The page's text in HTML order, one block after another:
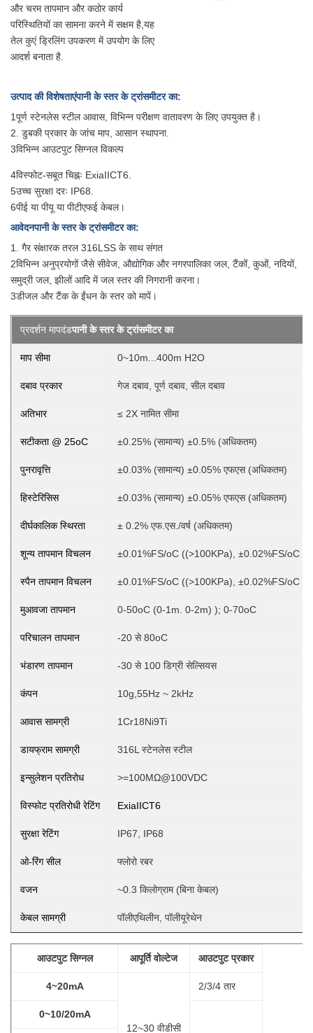
और चरम तापमान और कठोर कार्य
परिस्थितियों का सामना करने में सक्षम है,यह
तेल कुएं ड्रिलिंग उपकरण में उपयोग के लिए
आदर्श बनाता है.
उत्पाद की विशेषताएंपानी के स्तर के ट्रांसमीटर का:
1पूर्ण स्टेनलेस स्टील आवास, विभिन्न परीक्षण वातावरण के लिए उपयुक्त है।
2. डुबकी प्रकार के जांच माप, आसान स्थापना.
3विभिन्न आउटपुट सिग्नल विकल्प
4विस्फोट-सबूत चिह्नः ExiaIICT6.
5उच्च सुरक्षा दरः IP68.
6पीई या पीयू या पीटीएफई केबल।
आवेदनपानी के स्तर के ट्रांसमीटर का:
1. गैर संक्षारक तरल 316LSS के साथ संगत
2विभिन्न अनुप्रयोगों जैसे सीवेज, औद्योगिक और नगरपालिका जल, टैंकों, कुओं, नदियों,
समुद्री जल, झीलों आदि में जल स्तर की निगरानी करना।
3डीजल और टैंक के ईंधन के स्तर को मापें।
प्रदर्शन मापदंडपानी के स्तर के ट्रांसमीटर का
माप सीमा 0~10m...400m H2O
दबाव प्रकार गेज दबाव, पूर्ण दबाव, सील दबाव
अतिभार ≤ 2X नामित सीमा
सटीकता @ 25oC ±0.25% (सामान्य) ±0.5% (अधिकतम)
पुनरावृत्ति ±0.03% (सामान्य) ±0.05% एफएस (अधिकतम)
हिस्टेरिसिस ±0.03% (सामान्य) ±0.05% एफएस (अधिकतम)
दीर्घकालिक स्थिरता ± 0.2% एफ.एस./वर्ष (अधिकतम)
शून्य तापमान विचलन ±0.01%FS/oC ((>100KPa), ±0.02%FS/oC
स्पैन तापमान विचलन ±0.01%FS/oC ((>100KPa), ±0.02%FS/oC
मुआवजा तापमान 0-50oC (0-1m. 0-2m) ); 0-70oC
परिचालन तापमान -20 से 80oC
भंडारण तापमान -30 से 100 डिग्री सेल्सियस
कंपन 10g,55Hz ~ 2kHz
आवास सामग्री 1Cr18Ni9Ti
डायफ्राम सामग्री 316L स्टेनलेस स्टील
इन्सुलेशन प्रतिरोध >=100MΩ@100VDC
विस्फोट प्रतिरोधी रेटिंग ExiaIICT6
सुरक्षा रेटिंग IP67, IP68
ओ-रिंग सील फ्लोरो रबर
वजन ~0.3 किलोग्राम (बिना केबल)
केबल सामग्री पॉलीएथिलीन, पॉलीयूरेथेन
आउटपुट सिग्नल आपूर्ति वोल्टेज आउटपुट प्रकार
4~20mA
12~30 वीडीसी
2/3/4 तार
0~10/20mA